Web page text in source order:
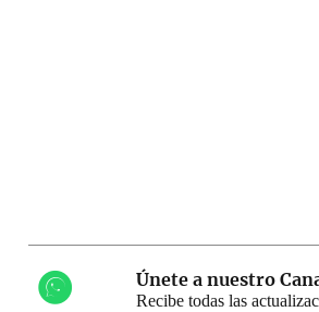
Únete a nuestro
Recibe todas las